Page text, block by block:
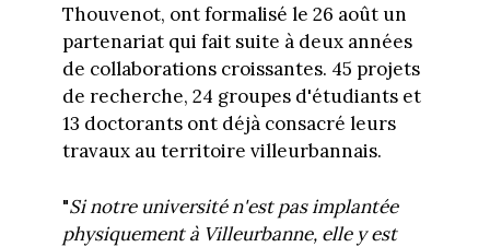
Thouvenot, ont formalisé le 26 août un
partenariat qui fait suite à deux années
de collaborations croissantes. 45 projets
de recherche, 24 groupes d'étudiants et
13 doctorants ont déjà consacré leurs
travaux au territoire villeurbannais.
"Si notre université n'est pas implantée
physiquement à Villeurbanne, elle y est